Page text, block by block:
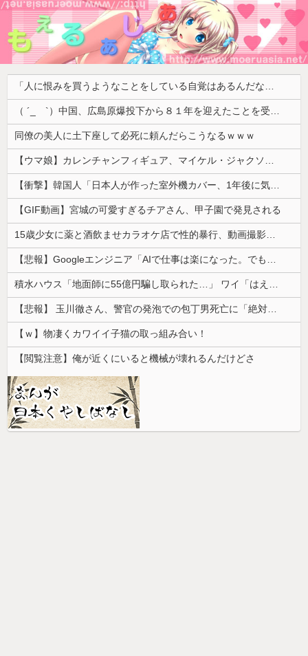
「人に恨みを買うようなことをしている自覚はあるんだな」と高市首相を嘲笑った左派、平和記念式典での演説にケチを付けるも……
（ ´_ゝ`）中国、広島原爆投下から８１年を迎えたことを受け「日本は原爆被害者の立場で同情を買おうとするのを止めろ」
同僚の美人に土下座して必死に頼んだらこうなるｗｗｗ
【ウマ娘】カレンチャンフィギュア、マイケル・ジャクソンみたいになってしまう
【衝撃】韓国人「日本人が作った室外機カバー、1年後に気づく」
【GIF動画】宮城の可愛すぎるチアさん、甲子園で発見される
15歳少女に薬と酒飲ませカラオケ店で性的暴行、動画撮影 54歳無職を再逮捕 動画770本も見つかる
【悲報】Googleエンジニア「AIで仕事は楽になった。でも、つまらなくなった」
積水ハウス「地面師に55億円騙し取られた…」 ワイ「はえーかわいそう…会社滅茶苦茶やろなぁ」
【悲報】 玉川徹さん、警官の発泡での包丁男死亡に「絶対に死刑にならない罪なのに警察が死刑にした！」 → 元警官のマジレスがコチラ → ………
【ｗ】物凄くカワイイ子猫の取っ組み合い！
【閲覧注意】俺が近くにいると機械が壊れるんだけどさ